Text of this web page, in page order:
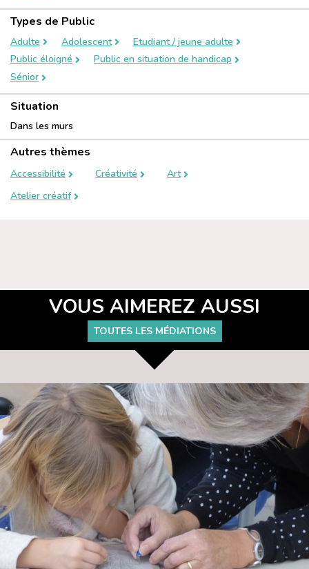
Types de Public
Adulte Adolescent
Etudiant / jeune adulte
Public éloigné
Public en situation de handicap
Sénior
Situation
Dans les murs
Autres thèmes
Accessibilité Créativité
Art
Atelier créatif
VOUS AIMEREZ AUSSI
TOUTES LES MÉDIATIONS